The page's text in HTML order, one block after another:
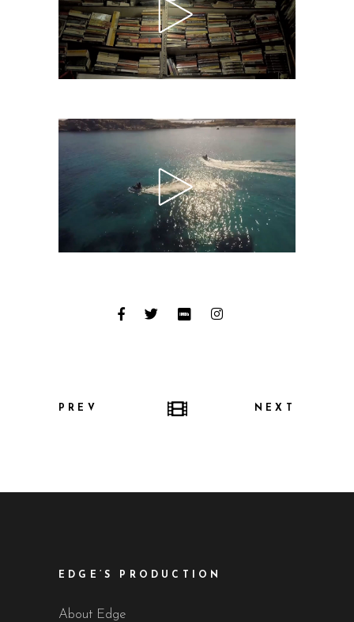
PREV NEXT
EDGE’S PRODUCTION
About Edge